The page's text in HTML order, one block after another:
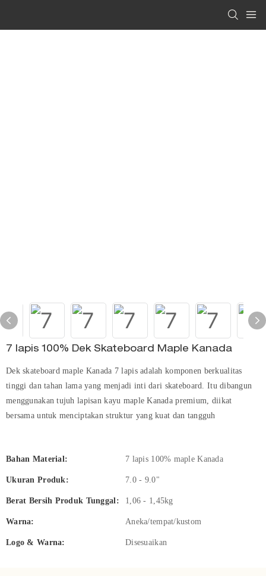
7 lapis 100% Dek Skateboard Maple Kanada
Dek skateboard maple Kanada 7 lapis adalah komponen berkualitas
tinggi dan tahan lama yang menjadi inti dari skateboard. Itu dibangun
menggunakan tujuh lapisan kayu maple Kanada premium, diikat
bersama untuk menciptakan struktur yang kuat dan tangguh
Bahan Material: 7 lapis 100% maple Kanada
Ukuran Produk: 7.0 - 9.0"
Berat Bersih Produk Tunggal: 1,06 - 1,45kg
Warna: Aneka/tempat/kustom
Logo & Warna: Disesuaikan